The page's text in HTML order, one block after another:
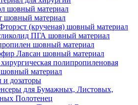
шовный материал
шовный материал
(крученая) шовный материал
ПГА шовный материал
шовный материал
Лавсан шовный материал
полипропиленовая
материал
и дозаторы
для Бумажных, Листовых,
Полотенец